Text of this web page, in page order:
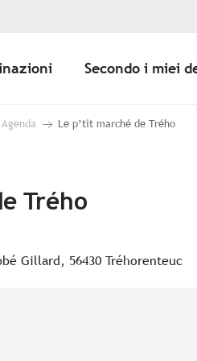
Secondo i miei
Agenda Le p’tit marché de Trého
Trého
Gillard, 56430 Tréhorenteuc